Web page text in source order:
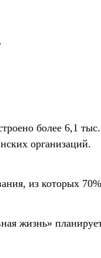
более 6,1 тыс.
организаций.
из которых
жизнь»